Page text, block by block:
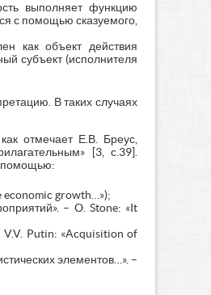
выполняет функцию
с помощью сказуемого,
как объект действия
субъект (исполнителя
В таких случаях
отмечает Е.В. Бреус,
[3, c.39].
помощью:
economic growth…»);
– O. Stone: «It
V.V. Putin: «Acquisition of
элементов…». –